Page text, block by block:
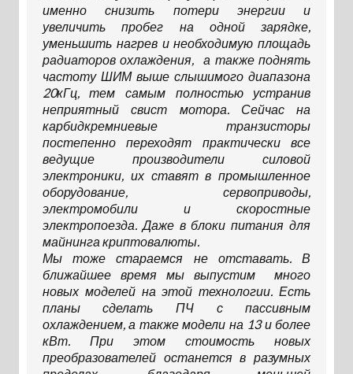
именно снизить потери энергии и
увеличить пробег на одной зарядке,
уменьшить нагрев и необходимую площадь
радиаторов охлаждения, а также поднять
частоту ШИМ выше слышимого диапазона
20кГц, тем самым полностью устранив
неприятный свист мотора. Сейчас на
карбидкремниевые транзисторы
постепенно переходят практически все
ведущие производители силовой
электроники, их ставят в промышленное
оборудование, сервоприводы,
электромобили и скоростные
электропоезда. Даже в блоки питания для
майнинга криптовалюты.
Мы тоже стараемся не отставать. В
ближайшее время мы выпустим много
новых моделей на этой технологии. Есть
планы сделать ПЧ с пассивным
охлаждением, а также модели на 13 и более
кВт. При этом стоимость новых
преобразователей останется в разумных